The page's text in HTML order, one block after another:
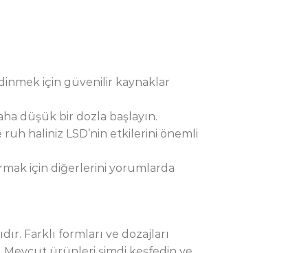
için güvenilir kaynaklar
düşük bir dozla başlayın.
haliniz LSD’nin etkilerini önemli
için diğerlerini yorumlarda
Farklı formları ve dozajları